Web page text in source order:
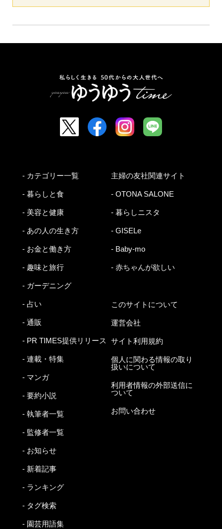
- カテゴリー一覧
- 暮らしと食
- 美容と健康
- あの人の生き方
- お金と働き方
- 趣味と旅行
- ガーデニング
- 占い
- 通販
- PR TIMES提供リリース
- 連載・特集
- マンガ
- 要約小説
- 執筆者一覧
- 監修者一覧
- お知らせ
- 新着記事
- ランキング
- タグ検索
- 園芸用語集
主婦の友社関連サイト
- OTONA SALONE
- 暮らしニスタ
- GISELe
- Baby-mo
- 赤ちゃんが欲しい
このサイトについて
運営会社
サイト利用規約
個人に関わる情報の取り
扱いについて
利用者情報の外部送信に
ついて
お問い合わせ